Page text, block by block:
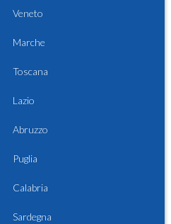
Veneto
Marche
Toscana
Lazio
Abruzzo
Puglia
Calabria
Sardegna